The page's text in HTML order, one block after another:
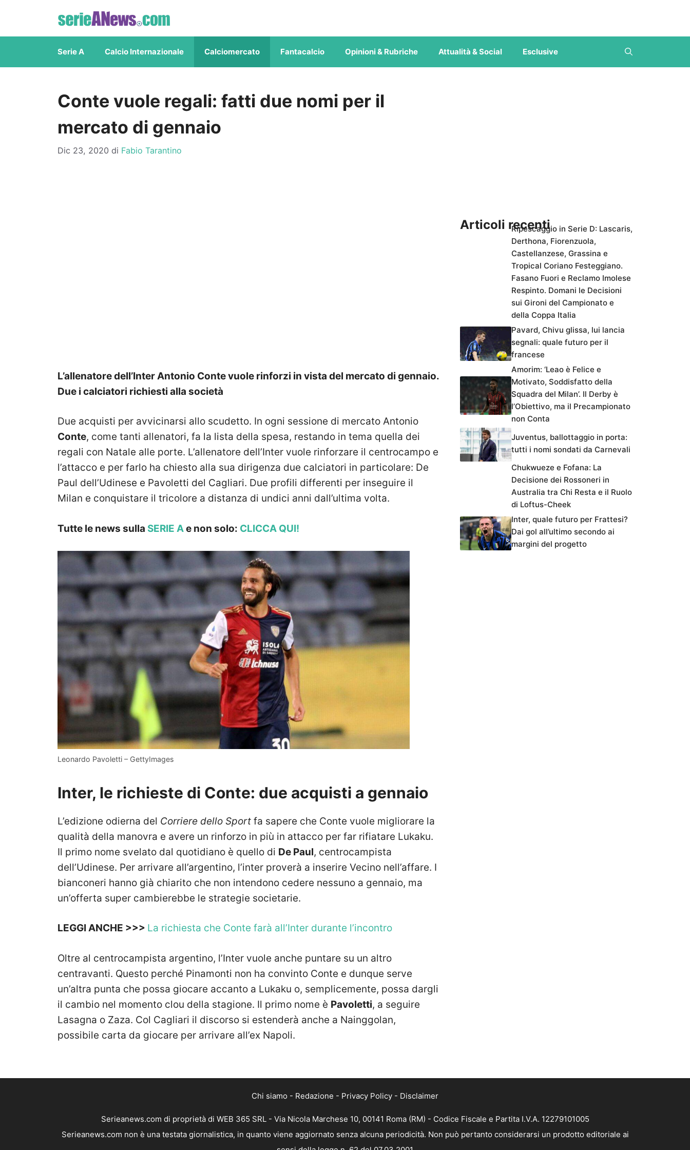
contenuto
Serie A Calcio Internazionale Calciomercato Fantacalcio Opinioni & Rubriche Attualità & Social Esclusive
Conte vuole regali: fatti due nomi per il
mercato di gennaio
Dic 23, 2020 di Fabio Tarantino
L’allenatore dell’Inter Antonio Conte vuole rinforzi in vista del mercato di gennaio.
Due i calciatori richiesti alla società
Due acquisti per avvicinarsi allo scudetto. In ogni sessione di mercato Antonio
Conte, come tanti allenatori, fa la lista della spesa, restando in tema quella dei
regali con Natale alle porte. L’allenatore dell’Inter vuole rinforzare il centrocampo e
l’attacco e per farlo ha chiesto alla sua dirigenza due calciatori in particolare: De
Paul dell’Udinese e Pavoletti del Cagliari. Due profili differenti per inseguire il
Milan e conquistare il tricolore a distanza di undici anni dall’ultima volta.
Tutte le news sulla SERIE Ae non solo: CLICCA QUI!
Leonardo Pavoletti – GettyImages
Inter, le richieste di Conte: due acquisti a gennaio
L’edizione odierna del Corriere dello Sport fa sapere che Conte vuole migliorare la
qualità della manovra e avere un rinforzo in più in attacco per far rifiatare Lukaku.
Il primo nome svelato dal quotidiano è quello di De Paul, centrocampista
dell’Udinese. Per arrivare all’argentino, l’inter proverà a inserire Vecino nell’affare. I
bianconeri hanno già chiarito che non intendono cedere nessuno a gennaio, ma
un’offerta super cambierebbe le strategie societarie.
LEGGI ANCHE >>> La richiesta che Conte farà all’Inter durante l’incontro
Oltre al centrocampista argentino, l’Inter vuole anche puntare su un altro
centravanti. Questo perché Pinamonti non ha convinto Conte e dunque serve
un’altra punta che possa giocare accanto a Lukaku o, semplicemente, possa dargli
il cambio nel momento clou della stagione. Il primo nome è Pavoletti, a seguire
Lasagna o Zaza. Col Cagliari il discorso si estenderà anche a Nainggolan,
possibile carta da giocare per arrivare all’ex Napoli.
Articoli recentiRipescaggio in Serie D: Lascaris,
Derthona, Fiorenzuola,
Castellanzese, Grassina e
Tropical Coriano Festeggiano.
Fasano Fuori e Reclamo Imolese
Respinto. Domani le Decisioni
sui Gironi del Campionato e
della Coppa Italia
Pavard, Chivu glissa, lui lancia
segnali: quale futuro per il
francese
Amorim: ‘Leao è Felice e
Motivato, Soddisfatto della
Squadra del Milan’. Il Derby è
l’Obiettivo, ma il Precampionato
non Conta
Juventus, ballottaggio in porta:
tutti i nomi sondati da Carnevali
Chukwueze e Fofana: La
Decisione dei Rossoneri in
Australia tra Chi Resta e il Ruolo
di Loftus-Cheek
Inter, quale futuro per Frattesi?
Dai gol all’ultimo secondo ai
margini del progetto
Chi siamo - Redazione - Privacy Policy - Disclaimer
Serieanews.com di proprietà di WEB 365 SRL - Via Nicola Marchese 10, 00141 Roma (RM) - Codice Fiscale e Partita I.V.A. 12279101005
Serieanews.com non è una testata giornalistica, in quanto viene aggiornato senza alcuna periodicità. Non può pertanto considerarsi un prodotto editoriale ai